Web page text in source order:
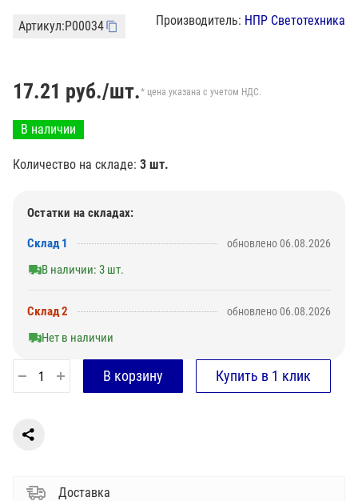
Артикул:P00034 Производитель: НПР Светотехника
17.21 руб./шт.* цена указана с учетом НДС.
В наличии
Количество на складе: 3 шт.
Остатки на складах:
Склад 1 обновлено 06.08.2026
В наличии: 3 шт.
Склад 2 обновлено 06.08.2026
Нет в наличии
Доставка